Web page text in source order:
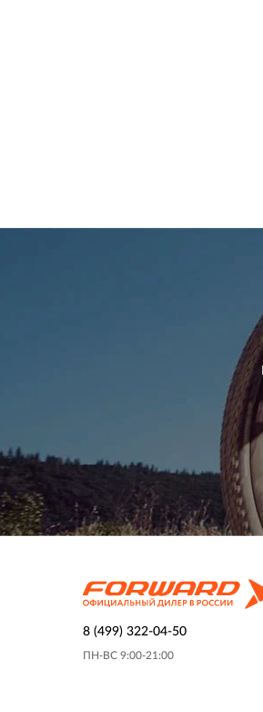
8 (499) 322-04-50
ПН-ВС 9:00-21:00